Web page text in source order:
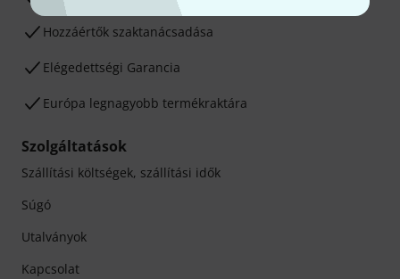
Hozzáértők szaktanácsadása
Elégedettségi Garancia
Európa legnagyobb termékraktára
Szolgáltatások
Szállítási költségek, szállítási idők
Súgó
Utalványok
Kapcsolat